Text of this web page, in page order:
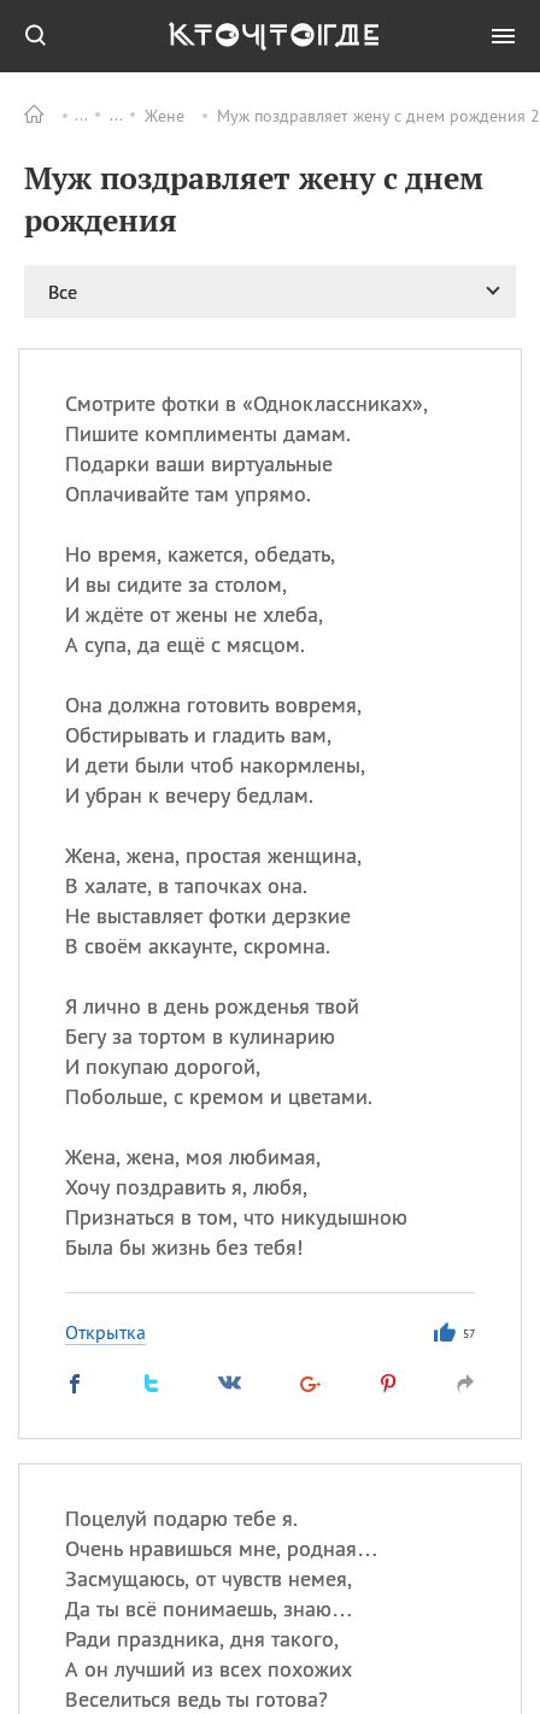
Жене Муж поздравляет жену с днем рождения
Муж поздравляет жену с днем
рождения
Все
Смотрите фотки в «Одноклассниках»,
Пишите комплименты дамам.
Подарки ваши виртуальные
Оплачивайте там упрямо.
Но время, кажется, обедать,
И вы сидите за столом,
И ждёте от жены не хлеба,
А супа, да ещё с мясцом.
Она должна готовить вовремя,
Обстирывать и гладить вам,
И дети были чтоб накормлены,
И убран к вечеру бедлам.
Жена, жена, простая женщина,
В халате, в тапочках она.
Не выставляет фотки дерзкие
В своём аккаунте, скромна.
Я лично в день рожденья твой
Бегу за тортом в кулинарию
И покупаю дорогой,
Побольше, с кремом и цветами.
Жена, жена, моя любимая,
Хочу поздравить я, любя,
Признаться в том, что никудышною
Была бы жизнь без тебя!
Открытка 57
Поцелуй подарю тебе я.
Очень нравишься мне, родная…
Засмущаюсь, от чувств немея,
Да ты всё понимаешь, знаю…
Ради праздника, дня такого,
А он лучший из всех похожих
Веселиться ведь ты готова?
ПРАЗДНИКИ Все
06.08
Преображение
Господне у западных
Романа и Давида
07.08
мучеников
07.08
маяка
07.08
ИМЕНА
Сегодня празднуют именины
Анатолий
,Еще
Посмотреть значение
происхождение